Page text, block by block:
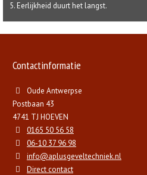
Eerlijkheid duurt het langst.
Contactinformatie
Oude Antwerpse
Postbaan 43
4741 TJ HOEVEN
0165 50 56 58
06-10 37 96 98
info@aplusgeveltechniek.nl
Direct contact